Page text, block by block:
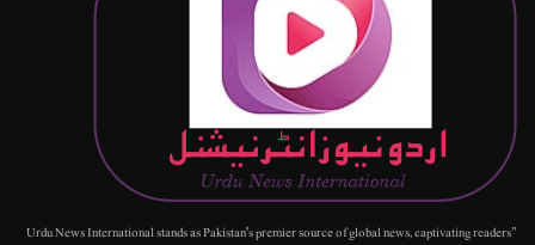
"Urdu News International stands as Pakistan's premier source of global news, captivating readers